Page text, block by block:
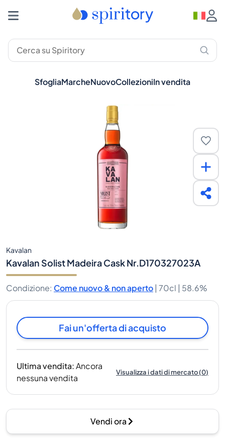
SfogliaMarcheNuovoCollezioniIn vendita
Kavalan
Kavalan Solist Madeira Cask Nr.D170327023A
Condizione: Come nuovo & non aperto | 70cl | 58.6%
Fai un'offerta di acquisto
Ultima vendita:Ancora
nessuna vendita
Visualizza i dati di mercato(0)
Vendi ora